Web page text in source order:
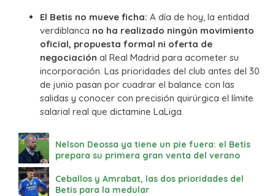
El Betis no mueve ficha: A día de hoy, la entidad
verdiblanca no ha realizado ningún movimiento
oficial, propuesta formal ni oferta de
negociación al Real Madrid para acometer su
incorporación. Las prioridades del club antes del 30
de junio pasan por cuadrar el balance con las
salidas y conocer con precisión quirúrgica el límite
salarial real que dictamine LaLiga.
Nelson Deossa ya tiene un pie fuera: el Betis
prepara su primera gran venta del verano
Ceballos y Amrabat, las dos prioridades del
Betis para la medular